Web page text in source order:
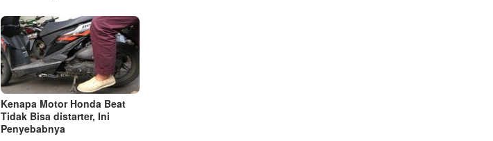
Kenapa Motor Honda Beat
Tidak Bisa distarter, Ini
Penyebabnya